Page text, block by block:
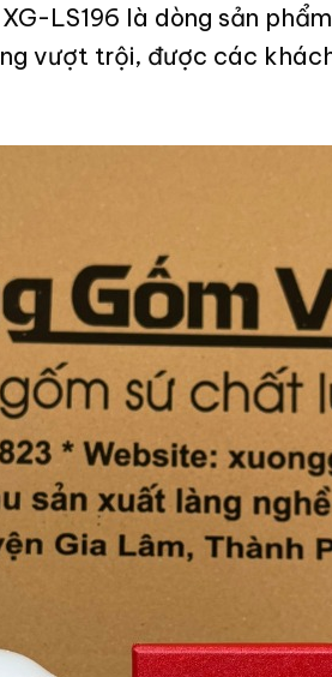
LS196 là dòng sản phẩm
vượt trội, được các